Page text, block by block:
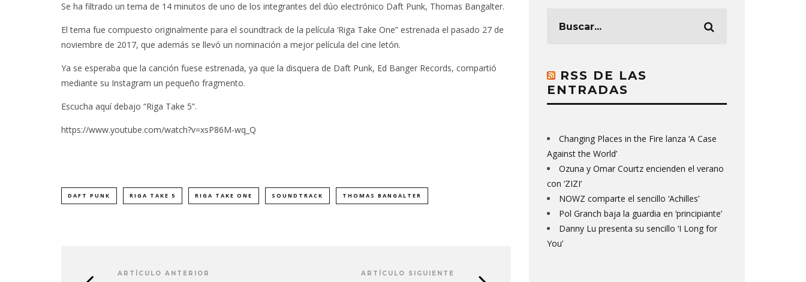
Se ha filtrado un tema de 14 minutos de uno de los integrantes del dúo electrónico Daft Punk, Thomas Bangalter.
El tema fue compuesto originalmente para el soundtrack de la película ‘Riga Take One” estrenada el pasado 27 de
noviembre de 2017, que además se llevó un nominación a mejor película del cine letón.
Ya se esperaba que la canción fuese estrenada, ya que la disquera de Daft Punk, Ed Banger Records, compartió
mediante su Instagram un pequeño fragmento.
Escucha aquí debajo “Riga Take 5”.
https://www.youtube.com/watch?v=xsP86M-wq_Q
DAFT PUNK RIGA TAKE 5 RIGA TAKE ONE SOUNDTRACK THOMAS BANGALTER
ARTÍCULO ANTERIOR ARTÍCULO SIGUIENTE
RSS DE LAS
ENTRADAS
Changing Places in the Fire lanza ‘A Case
Against the World’
Ozuna y Omar Courtz encienden el verano
con ‘ZIZI’
NOWZ comparte el sencillo ‘Achilles’
Pol Granch baja la guardia en ‘principiante’
Danny Lu presenta su sencillo ‘I Long for
You’